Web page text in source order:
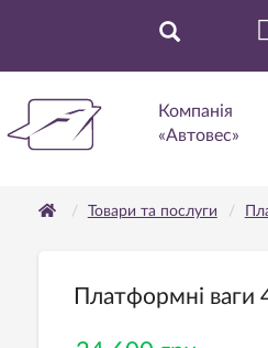
Компанія
«Автовес»
Товари та послуги
Платформні ваги